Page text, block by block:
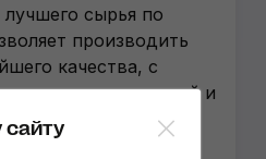
сырья по
производить
качества, с
исследований и
первых
материалы и
сайту